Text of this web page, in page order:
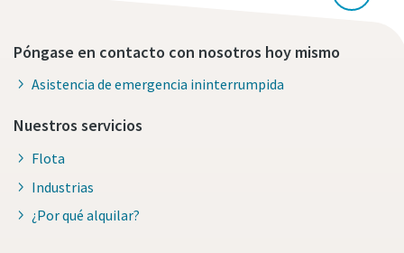
Póngase en contacto con nosotros hoy mismo
Asistencia de emergencia ininterrumpida
Nuestros servicios
Flota
Industrias
¿Por qué alquilar?